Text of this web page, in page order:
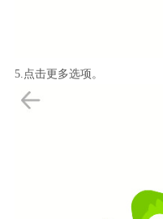
5.点击更多选项。